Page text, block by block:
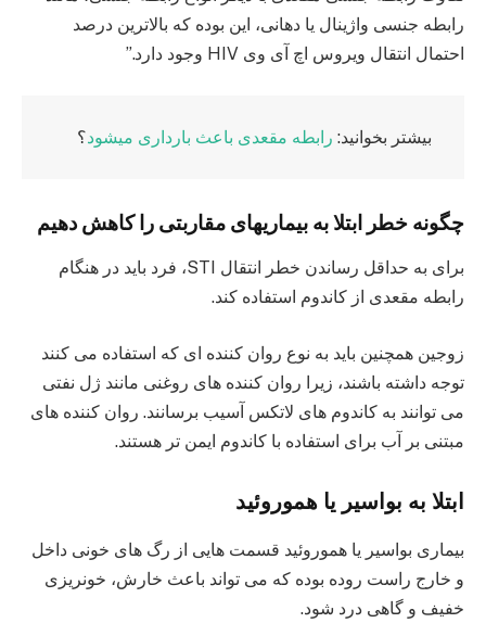
رابطه جنسی واژینال یا دهانی، این بوده که بالاترین درصد
احتمال انتقال ویروس اچ آی وی HIV وجود دارد.”
بیشتر بخوانید: رابطه مقعدی باعث بارداری میشود؟
چگونه خطر ابتلا به بیماریهای مقاربتی را کاهش دهیم
برای به حداقل رساندن خطر انتقال STI، فرد باید در هنگام
رابطه مقعدی از کاندوم استفاده کند.
زوجین همچنین باید به نوع روان کننده ای که استفاده می کنند
توجه داشته باشند، زیرا روان کننده های روغنی مانند ژل نفتی
می توانند به کاندوم های لاتکس آسیب برسانند. روان کننده های
مبتنی بر آب برای استفاده با کاندوم ایمن تر هستند.
ابتلا به بواسیر یا هموروئید
بیماری بواسیر یا هموروئید قسمت هایی از رگ های خونی داخل
و خارج راست روده بوده که می تواند باعث خارش، خونریزی
خفیف و گاهی درد شود.